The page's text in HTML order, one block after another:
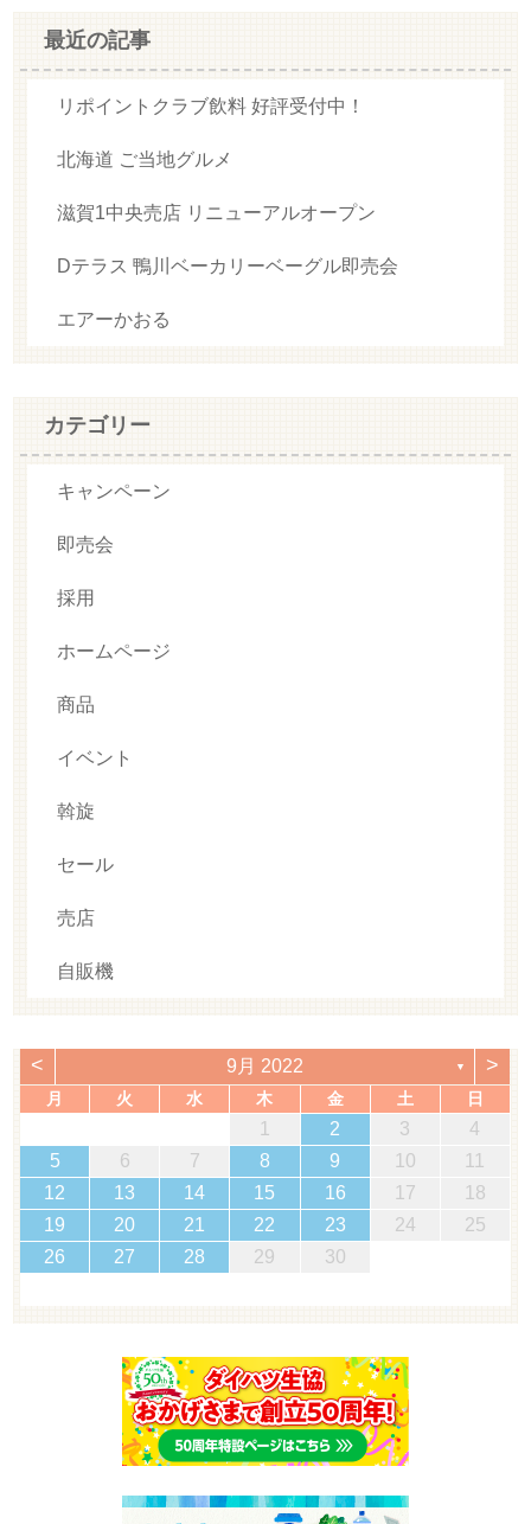
最近の記事
リポイントクラブ飲料 好評受付中！
北海道 ご当地グルメ
滋賀1中央売店 リニューアルオープン
Dテラス 鴨川ベーカリーベーグル即売会
エアーかおる
カテゴリー
キャンペーン
即売会
採用
ホームページ
商品
イベント
斡旋
セール
売店
自販機
< 9月 2022 ▼ >
月 火 水 木 金 土 日
1 2 3
4
5
6 7 8 9 10
11
12
13 14 15 16 17
18
19
20 21 22 23 24
25
26
27 28 29 30